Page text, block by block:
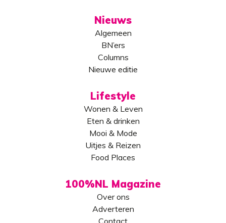
Nieuws
Algemeen
BN’ers
Columns
Nieuwe editie
Lifestyle
Wonen & Leven
Eten & drinken
Mooi & Mode
Uitjes & Reizen
Food Places
100%NL Magazine
Over ons
Adverteren